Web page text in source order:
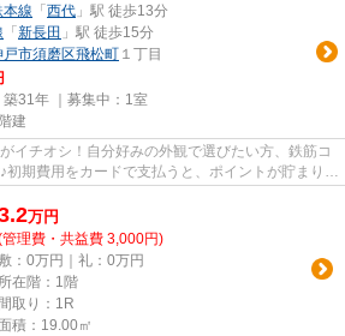
本線 「 西代 」駅 徒歩13分
「 新長田 」駅 徒歩15分
戸市須磨区飛松町 １丁目
31年 ｜募集中： 1室
建
イチオシ！自分好みの外観で選びたい方、鉄筋コ
初期費用をカードで支払うと、ポイントが貯まりや
万円
管理費・共益費 3,000円)
敷：0万円｜礼：0万円
所在階：1階
間取り：1R
積：19.00㎡